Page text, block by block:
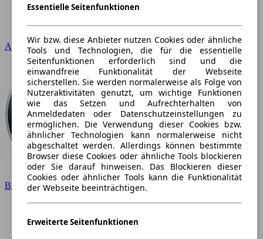
Audi
BMW
Essentielle Seitenfunktionen
Wir bzw. diese Anbieter nutzen Cookies oder ähnliche
Tools und Technologien, die für die essentielle
Seitenfunktionen erforderlich sind und die
einwandfreie Funktionalität der Webseite
sicherstellen. Sie werden normalerweise als Folge von
Nutzeraktivitäten genutzt, um wichtige Funktionen
wie das Setzen und Aufrechterhalten von
Anmeldedaten oder Datenschutzeinstellungen zu
ermöglichen. Die Verwendung dieser Cookies bzw.
ähnlicher Technologien kann normalerweise nicht
abgeschaltet werden. Allerdings können bestimmte
Browser diese Cookies oder ähnliche Tools blockieren
oder Sie darauf hinweisen. Das Blockieren dieser
Cookies oder ähnlicher Tools kann die Funktionalität
der Webseite beeinträchtigen.
Erweiterte Seitenfunktionen